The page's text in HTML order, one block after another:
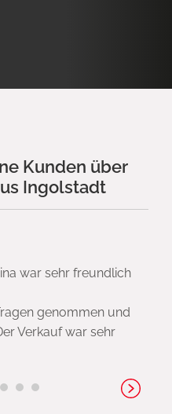
Kunden über
Ingolstadt
war sehr freundlich
genommen und
Verkauf war sehr